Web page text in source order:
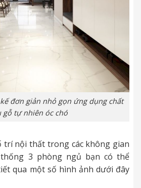
đơn giản nhỏ gọn ứng dụng chất
gỗ tự nhiên óc chó
trí nội thất trong các không gian
3 phòng ngủ bạn có thể
qua một số hình ảnh dưới đây